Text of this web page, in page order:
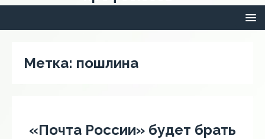
Метка: пошлина
«Почта России» будет брать